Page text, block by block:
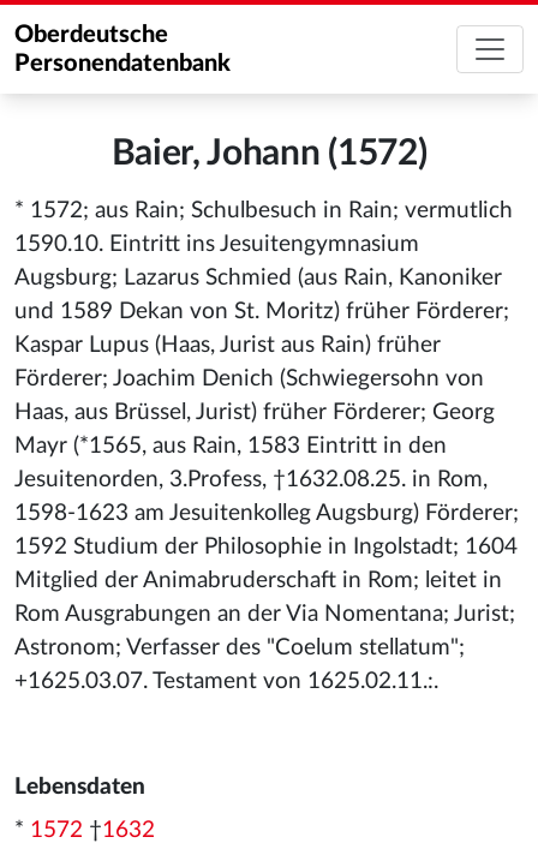
Oberdeutsche
Personendatenbank
Baier, Johann (1572)
* 1572; aus Rain; Schulbesuch in Rain; vermutlich
1590.10. Eintritt ins Jesuitengymnasium
Augsburg; Lazarus Schmied (aus Rain, Kanoniker
und 1589 Dekan von St. Moritz) früher Förderer;
Kaspar Lupus (Haas, Jurist aus Rain) früher
Förderer; Joachim Denich (Schwiegersohn von
Haas, aus Brüssel, Jurist) früher Förderer; Georg
Mayr (*1565, aus Rain, 1583 Eintritt in den
Jesuitenorden, 3.Profess, †1632.08.25. in Rom,
1598-1623 am Jesuitenkolleg Augsburg) Förderer;
1592 Studium der Philosophie in Ingolstadt; 1604
Mitglied der Animabruderschaft in Rom; leitet in
Rom Ausgrabungen an der Via Nomentana; Jurist;
Astronom; Verfasser des "Coelum stellatum";
+1625.03.07. Testament von 1625.02.11.:.
Lebensdaten
* 1572 †1632